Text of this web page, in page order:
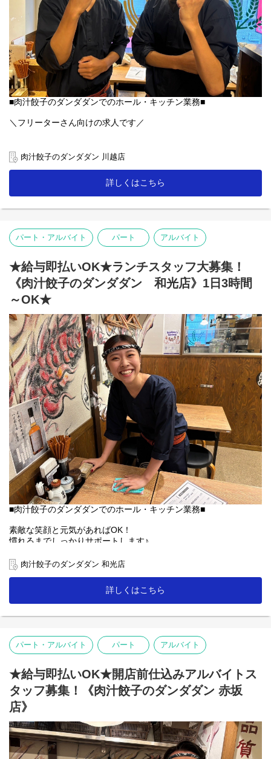
■肉汁餃子のダンダダンでのホール・キッチン業務■
＼フリーターさん向けの求人です／
慣れるまでしっかりサポートします♪
【ホール】
「何もつけないで食べられるようになっていますので、
まずはそのままお召し上がり下さい」
「肉汁焼餃子」を提供する時は、こんな説明を！
お客様との距離、めっちゃ近いので接客を楽しんで下さいね♪
【キッチン】
未経験者の方にも無理なくスタートできる簡単な調理がメイン！
人気の「肉汁焼餃子」も上手に焼ける様に！
「肉汁餃子のダンダダン」では、
バイトも社員も全員が下の名前で呼び合います!
フランクで楽しい環境が1番の魅力です♪
肉汁餃子のダンダダン 川越店
詳しくはこちら
パート・アルバイト パート アルバイト
★給与即払いOK★ランチスタッフ大募集！
《肉汁餃子のダンダダン 和光店》1日3時間
～OK★
■肉汁餃子のダンダダンでのホール・キッチン業務■
素敵な笑顔と元気があればOK！
慣れるまでしっかりサポートします♪
【ホール】
「何もつけないで食べられるようになっていますので、
「肉汁焼餃子」を提供する時は、こんな説明を！
お客様との距離、めっちゃ近いので接客を楽しんで下さいね♪
【キッチン】
未経験者の方にも無理なくスタートできる簡単な調理がメイン！
人気の「肉汁焼餃子」も上手に焼ける様に！
【ランチ】
開店準備(清掃やテーブルセッティング・仕込み等)や
ランチタイムの接客・簡単な調理。
★主婦(夫)、ミドル・シニアも活躍中！
「肉汁餃子のダンダダン」では、
バイトも社員も全員が下の名前で呼び合います!
フランクで楽しい環境が1番の魅力です♪
肉汁餃子のダンダダン 和光店
詳しくはこちら
パート・アルバイト パート アルバイト
★給与即払いOK★開店前仕込みアルバイトス
タッフ募集！《肉汁餃子のダンダダン 赤坂
店》